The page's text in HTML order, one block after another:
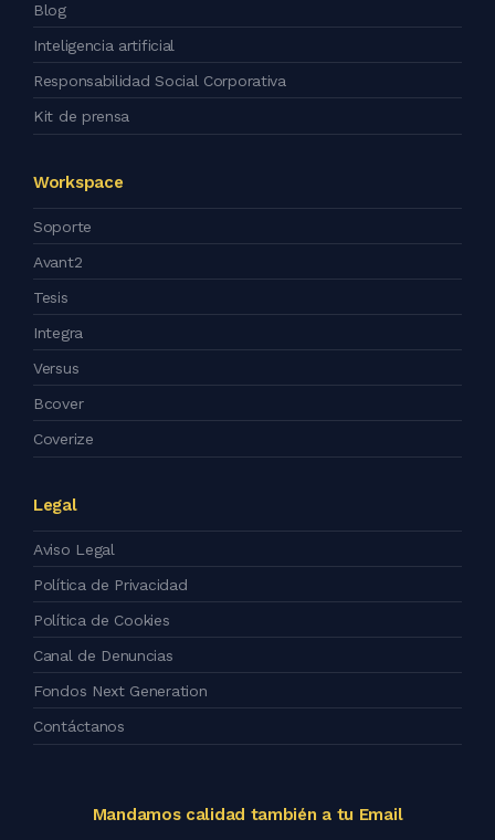
Blog
Inteligencia artificial
Responsabilidad Social Corporativa
Kit de prensa
Workspace
Soporte
Avant2
Tesis
Integra
Versus
Bcover
Coverize
Legal
Aviso Legal
Política de Privacidad
Política de Cookies
Canal de Denuncias
Fondos Next Generation
Contáctanos
Mandamos calidad también a tu Email